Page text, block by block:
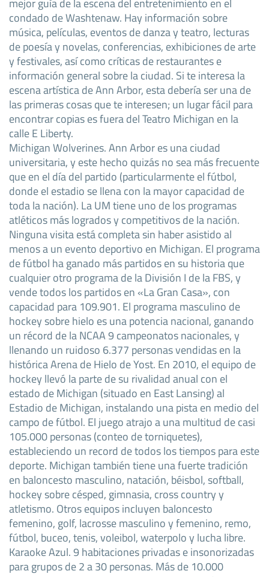
condado de Washtenaw. Hay información sobre
música, películas, eventos de danza y teatro, lecturas
de poesía y novelas, conferencias, exhibiciones de arte
y festivales, así como críticas de restaurantes e
información general sobre la ciudad. Si te interesa la
escena artística de Ann Arbor, esta debería ser una de
las primeras cosas que te interesen; un lugar fácil para
encontrar copias es fuera del Teatro Michigan en la
calle E Liberty.
Michigan Wolverines. Ann Arbor es una ciudad
universitaria, y este hecho quizás no sea más frecuente
que en el día del partido (particularmente el fútbol,
donde el estadio se llena con la mayor capacidad de
toda la nación). La UM tiene uno de los programas
atléticos más logrados y competitivos de la nación.
Ninguna visita está completa sin haber asistido al
menos a un evento deportivo en Michigan. El programa
de fútbol ha ganado más partidos en su historia que
cualquier otro programa de la División I de la FBS, y
vende todos los partidos en «La Gran Casa», con
capacidad para 109.901. El programa masculino de
hockey sobre hielo es una potencia nacional, ganando
un récord de la NCAA 9 campeonatos nacionales, y
llenando un ruidoso 6.377 personas vendidas en la
histórica Arena de Hielo de Yost. En 2010, el equipo de
hockey llevó la parte de su rivalidad anual con el
estado de Michigan (situado en East Lansing) al
Estadio de Michigan, instalando una pista en medio del
campo de fútbol. El juego atrajo a una multitud de casi
105.000 personas (conteo de torniquetes),
estableciendo un record de todos los tiempos para este
deporte. Michigan también tiene una fuerte tradición
en baloncesto masculino, natación, béisbol, softball,
hockey sobre césped, gimnasia, cross country y
atletismo. Otros equipos incluyen baloncesto
femenino, golf, lacrosse masculino y femenino, remo,
fútbol, buceo, tenis, voleibol, waterpolo y lucha libre.
Karaoke Azul. 9 habitaciones privadas e insonorizadas
para grupos de 2 a 30 personas. Más de 10.000